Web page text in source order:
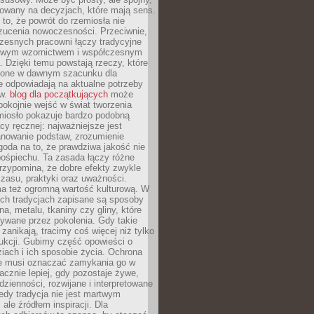
na decyzjach, które mają sens.
że powrót do rzemiosła nie
nowoczesności. Przeciwnie,
pracowni łączy tradycyjne
wzornictwem i współczesnym
Dzięki temu powstają rzeczy, które
w dawnym szacunku dla
odpowiadają na aktualne potrzeby
blog dla początkujących może
wejść w świat tworzenia
pokazuje bardzo podobną
ręcznej: najważniejsze jest
podstaw, zrozumienie
na to, że prawdziwa jakość nie
Ta zasada łączy różne
że dobre efekty zwykle
praktyki oraz uważności.
też ogromną wartość kulturową. W
tradycjach zapisane są sposoby
metalu, tkaniny czy gliny, które
przez pokolenia. Gdy takie
tracimy coś więcej niż tylko
Gubimy część opowieści o
i ich sposobie życia. Ochrona
musi oznaczać zamykania go w
lepiej, gdy pozostaje żywe,
rozwijane i interpretowane
tradycja nie jest martwym
źródłem inspiracji. Dla